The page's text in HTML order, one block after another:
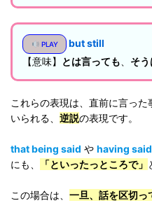
PLAY
but still
【意味】
とは言っても そ
これらの表現は、直前に言っ
いられる、 逆説の表現です。
that being said や having
にも、
「といったっところで」
この場合は、 一旦、話を区切っ